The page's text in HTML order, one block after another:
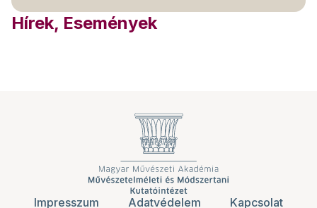
Hírek, Események
Impresszum Adatvédelem Kapcsolat